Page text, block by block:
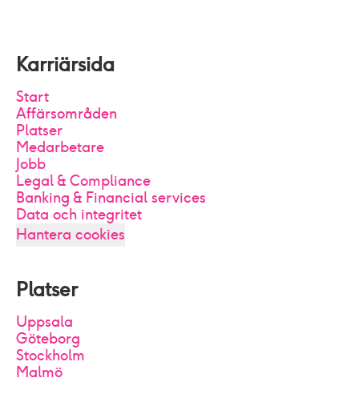
Karriärsida
Start
Affärsområden
Platser
Medarbetare
Jobb
Legal & Compliance
Banking & Financial services
Data och integritet
Hantera cookies
Platser
Uppsala
Göteborg
Stockholm
Malmö